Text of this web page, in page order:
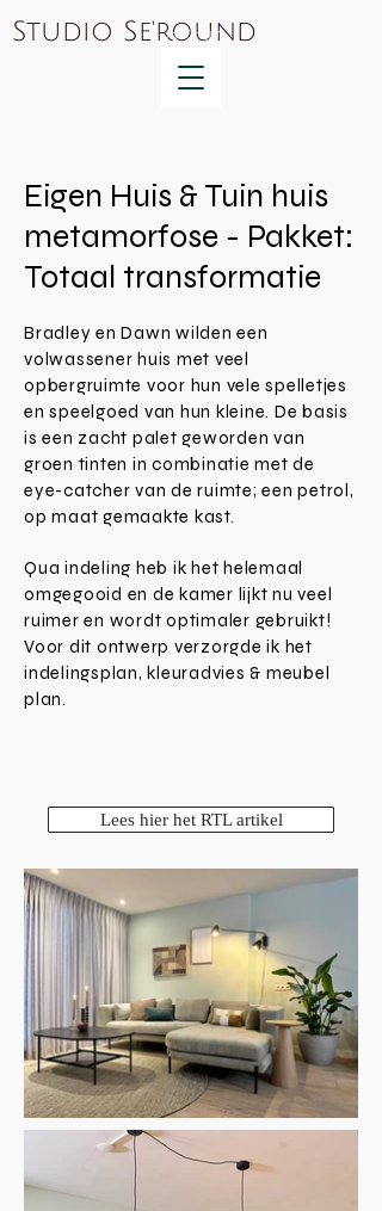
Studio Se'round
Eigen Huis & Tuin huis
metamorfose - Pakket:
Totaal transformatie
Bradley en Dawn wilden een
volwassener huis met veel
opbergruimte voor hun vele spelletjes
en speelgoed van hun kleine. De basis
is een zacht palet geworden van
groen tinten in combinatie met de
eye-catcher van de ruimte; een petrol,
op maat gemaakte kast.
Qua indeling heb ik het helemaal
omgegooid en de kamer lijkt nu veel
ruimer en wordt optimaler gebruikt!
Voor dit ontwerp verzorgde ik het
indelingsplan, kleuradvies & meubel
plan.
Lees hier het RTL artikel